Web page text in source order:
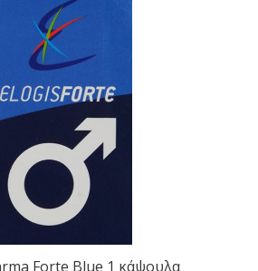
Forte Blue 1 κάψουλα